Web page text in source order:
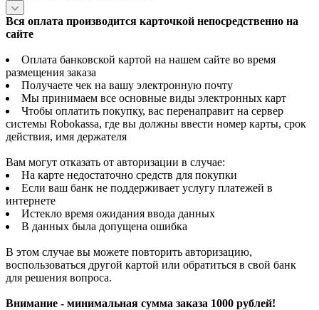
Вся оплата производится карточкой непосредственно на
сайте
Оплата банковской картой на нашем сайте во время
размещения заказа
Получаете чек на вашу электронную почту
Мы принимаем все основные виды электронных карт
Чтобы оплатить покупку, вас перенаправит на сервер
системы Robokassa, где вы должны ввести номер карты, срок
действия, имя держателя
Вам могут отказать от авторизации в случае:
На карте недостаточно средств для покупки
Если ваш банк не поддерживает услугу платежей в
интернете
Истекло время ожидания ввода данных
В данных была допущена ошибка
В этом случае вы можете повторить авторизацию,
воспользоваться другой картой или обратиться в свой банк
для решения вопроса.
Внимание - минимальная сумма заказа 1000 рублей!